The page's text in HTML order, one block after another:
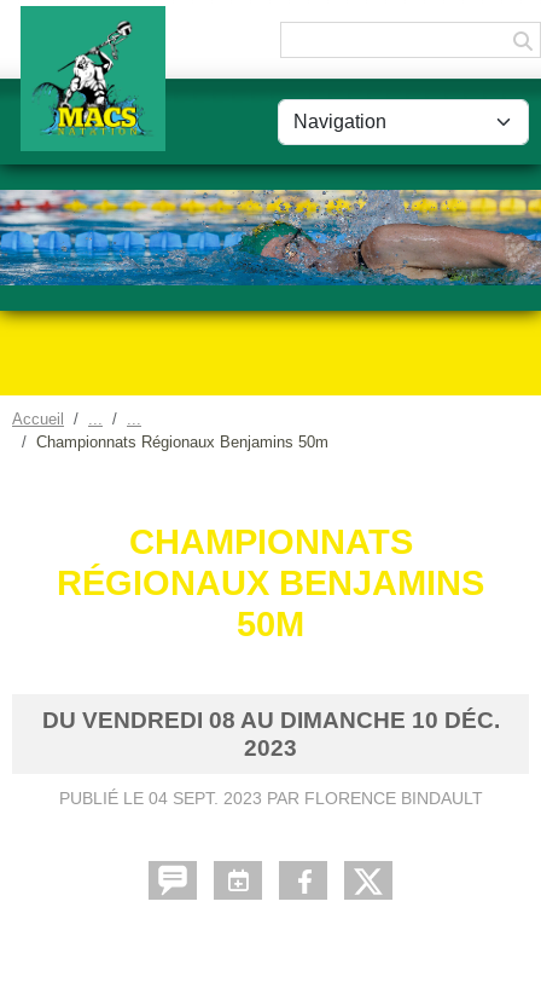
Accueil
Championnats Régionaux Benjamins 50m
CHAMPIONNATS
RÉGIONAUX BENJAMINS
50M
DU VENDREDI 08 AU DIMANCHE 10 DÉC.
2023
PUBLIÉ LE 04 SEPT. 2023 PAR FLORENCE BINDAULT